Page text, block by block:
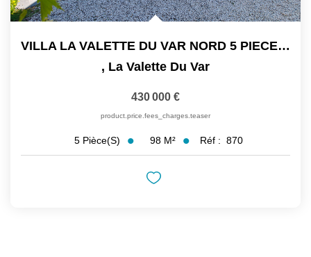
VILLA LA VALETTE DU VAR NORD 5 PIECES 98M2 TERRAIN 250M2, 1...
, La Valette Du Var
430 000 €
product.price.fees_charges.teaser
5 Pièce(s) 98 M² Réf : 870